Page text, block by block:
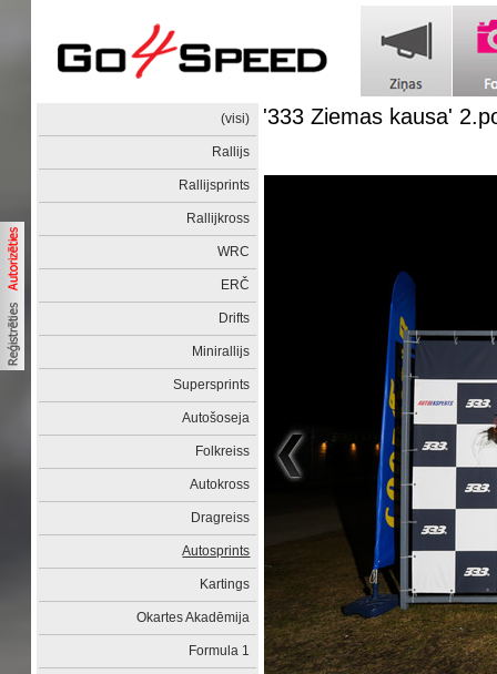
(visi)
Rallijs
Rallijsprints
Rallijkross
WRC
ERČ
Drifts
Minirallijs
Supersprints
Autošoseja
Folkreiss
Autokross
Dragreiss
Autosprints
Kartings
Okartes Akadēmija
Formula 1
'333 Ziemas kausa'